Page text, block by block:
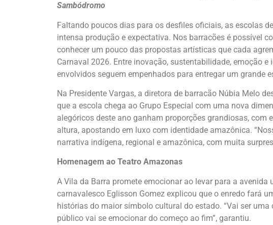
Sambódromo
Faltando poucos dias para os desfiles oficiais, as escolas
intensa produção e expectativa. Nos barracões é possível
conhecer um pouco das propostas artísticas que cada
Carnaval 2026. Entre inovação, sustentabilidade, emoção
envolvidos seguem empenhados para entregar um grande
Na Presidente Vargas, a diretora de barracão Núbia Melo
que a escola chega ao Grupo Especial com uma nova
alegóricos deste ano ganham proporções grandiosas, com
altura, apostando em luxo com identidade amazônica.
narrativa indígena, regional e amazônica, com muita
Homenagem ao Teatro Amazonas
A Vila da Barra promete emocionar ao levar para a avenida
carnavalesco Eglisson Gomez explicou que o enredo fará
histórias do maior símbolo cultural do estado. “Vai ser
público vai se emocionar do começo ao fim”, garantiu.